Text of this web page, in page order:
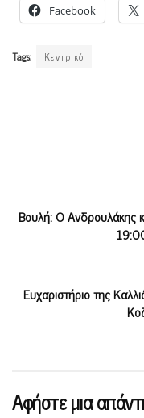
Facebook
Tags: Κεντρικό
Βουλή: Ο Ανδρουλάκης
Ευχαριστήριο της
Αφήστε μια